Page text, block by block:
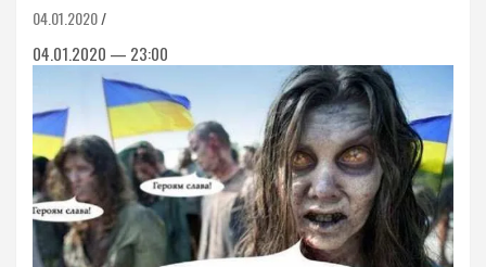
04.01.2020
04.01.2020 — 23:00